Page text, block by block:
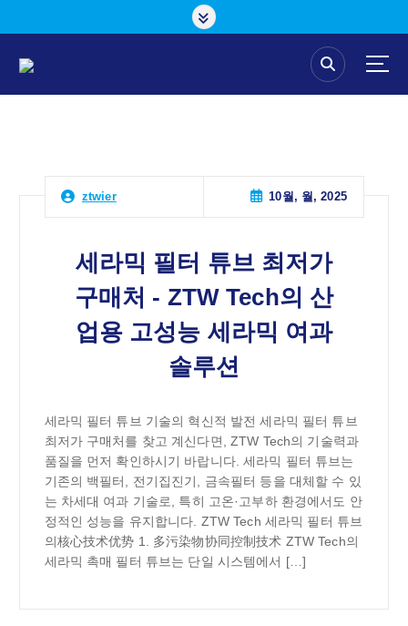
ztwier 10월, 월, 2025
세라믹 필터 튜브 최저가
구매처 - ZTW Tech의 산
업용 고성능 세라믹 여과
솔루션
세라믹 필터 튜브 기술의 혁신적 발전 세라믹 필터 튜브
최저가 구매처를 찾고 계신다면, ZTW Tech의 기술력과
품질을 먼저 확인하시기 바랍니다. 세라믹 필터 튜브는
기존의 백필터, 전기집진기, 금속필터 등을 대체할 수 있
는 차세대 여과 기술로, 특히 고온·고부하 환경에서도 안
정적인 성능을 유지합니다. ZTW Tech 세라믹 필터 튜브
의核心技术优势 1. 多污染物协同控制技术 ZTW Tech의
세라믹 촉매 필터 튜브는 단일 시스템에서 […]